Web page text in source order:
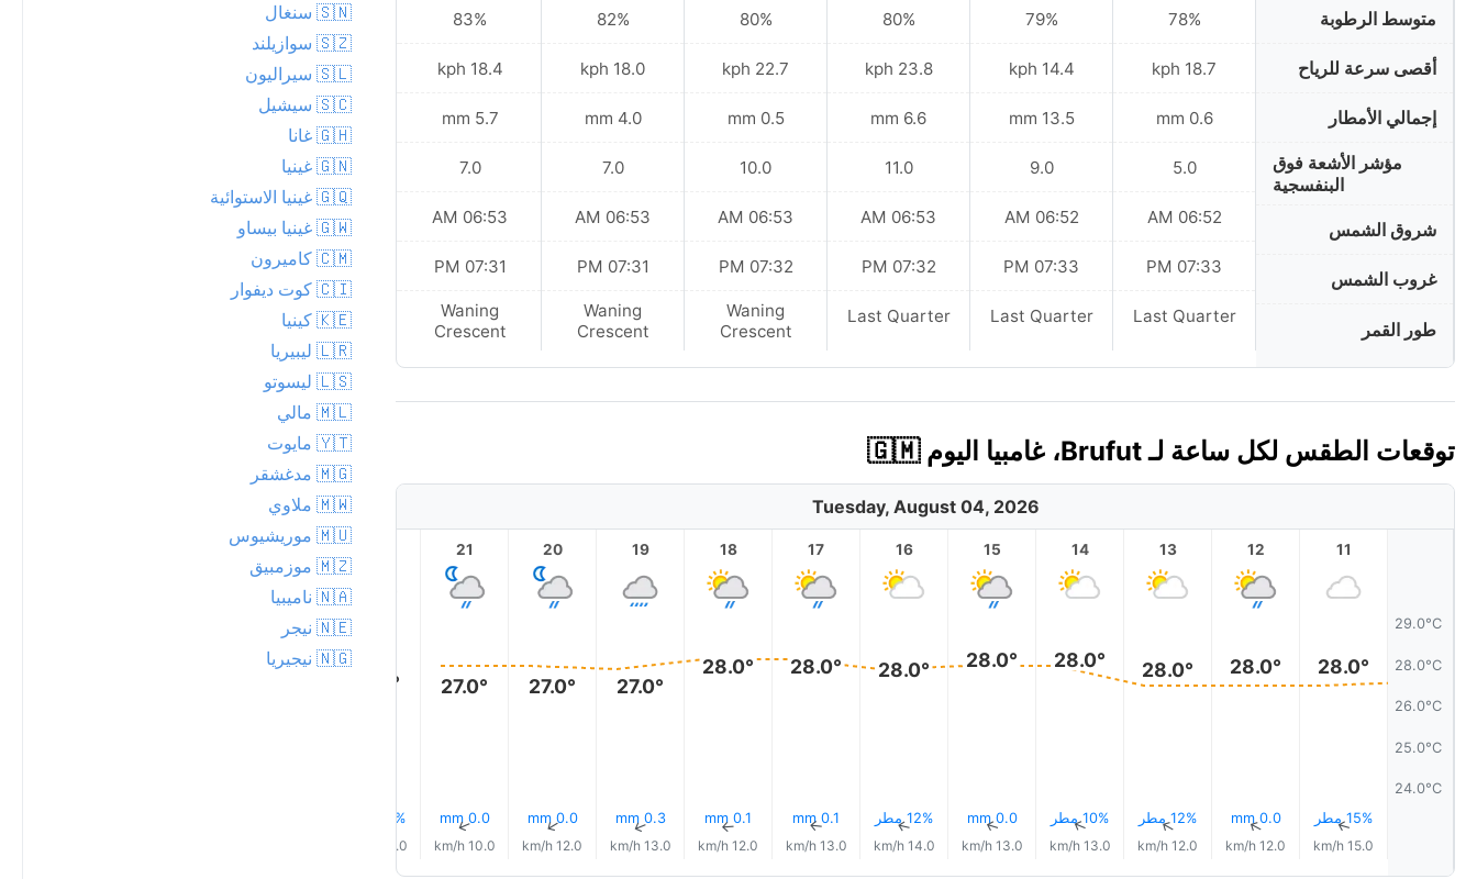
متوسط الرطوبة
أقصى سرعة للرياح
إجمالي الأمطار
مؤشر الأشعة فوق
البنفسجية
شروق الشمس
غروب الشمس
طور القمر
78%
18.7 kph
0.6 mm
5.0
06:52 AM
07:33 PM
Last Quarter
79%
14.4 kph
13.5 mm
9.0
06:52 AM
07:33 PM
Last Quarter
80%
23.8 kph
6.6 mm
11.0
06:53 AM
07:32 PM
Last Quarter
80%
22.7 kph
0.5 mm
10.0
06:53 AM
07:32 PM
Waning
Crescent
82%
18.0 kph
4.0 mm
7.0
06:53 AM
07:31 PM
Waning
Crescent
83%
18.4 kph
5.7 mm
7.0
06:53 AM
07:31 PM
Waning
Crescent
83%
22.3 kph
12.7 mm
6.0
06:53 AM
07:31 PM
New Moon
توقعات الطقس لكل ساعة لـ Brufut، غامبيا اليوم 🇬🇲
Tuesday, August 04, 2026
29.0°C
28.0°C
26.0°C
25.0°C
24.0°C
11
28.0°
15% مطر↑
15.0 km/h
12
28.0°
0.0 mm
↑
12.0 km/h
13
28.0°
12% مطر↑
12.0 km/h
14
28.0°
10% مطر↑
13.0 km/h
15
28.0°
0.0 mm
↑
13.0 km/h
16
28.0°
12% مطر↑
14.0 km/h
17
28.0°
0.1 mm
↑
13.0 km/h
18
28.0°
0.1 mm
↑
12.0 km/h
19
27.0°
0.3 mm
↑
13.0 km/h
20
27.0°
0.0 mm
↑
12.0 km/h
21
27.0°
0.0 mm
↑
10.0 km/h
27.0°
12% مطر
10.0 km/h
23
🇸🇳 سنغال
🇸🇿 سوازيلند
🇸🇱 سيراليون
🇸🇨 سيشيل
🇬🇭 غانا
🇬🇳 غينيا
🇬🇶 غينيا الاستوائية
🇬🇼 غينيا بيساو
🇨🇲 كاميرون
🇨🇮 كوت ديفوار
🇰🇪 كينيا
🇱🇷 ليبيريا
🇱🇸 ليسوتو
🇲🇱 مالي
🇾🇹 مايوت
🇲🇬 مدغشقر
🇲🇼 ملاوي
🇲🇺 موريشيوس
🇲🇿 موزمبيق
🇳🇦 ناميبيا
🇳🇪 نيجر
🇳🇬 نيجيريا